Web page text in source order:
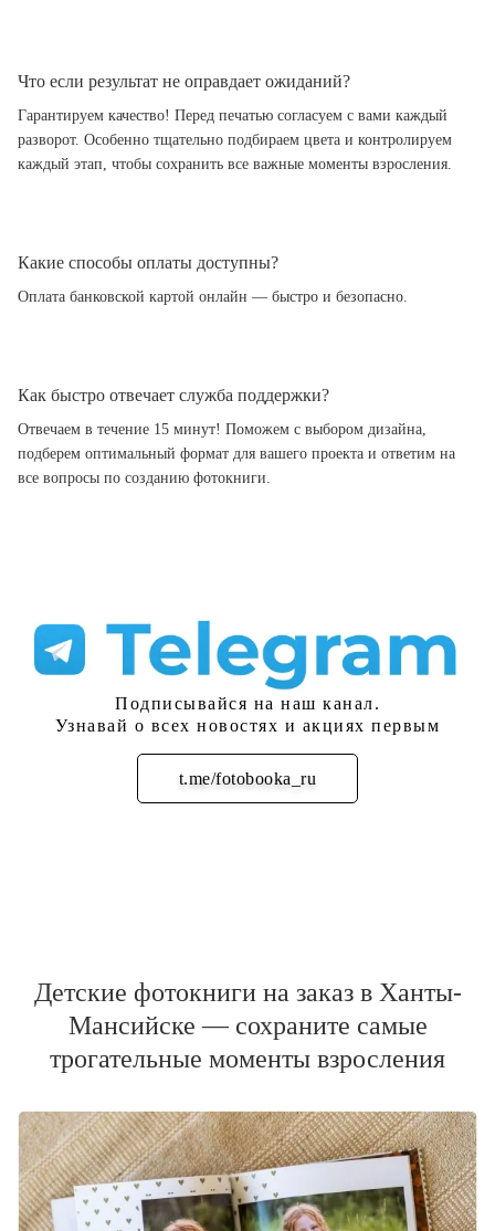
Что если результат не оправдает ожиданий?
Гарантируем качество! Перед печатью согласуем с вами каждый
разворот. Особенно тщательно подбираем цвета и контролируем
каждый этап, чтобы сохранить все важные моменты взросления.
Какие способы оплаты доступны?
Оплата банковской картой онлайн — быстро и безопасно.
Как быстро отвечает служба поддержки?
Отвечаем в течение 15 минут! Поможем с выбором дизайна,
подберем оптимальный формат для вашего проекта и ответим на
все вопросы по созданию фотокниги.
Подписывайся на наш канал.
Узнавай о всех новостях и акциях первым
t.me/fotobooka_ru
Подписаться
Детские фотокниги на заказ в Ханты-
Мансийске — сохраните самые
трогательные моменты взросления